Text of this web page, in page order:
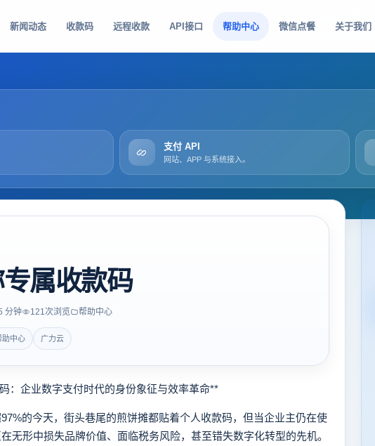
新闻动态 收款码 远程收款 API接口 帮助中心 微信点餐 关于我们
支付 API
网站、APP 与系统接入。
属收款码
分钟 121次浏览 帮助中心
助中心 广力云
企业数字支付时代的身份象征与效率革命**
的今天，街头巷尾的煎饼摊都贴着个人收款码，但当企业主仍在使
无形中损失品牌价值、面临税务风险，甚至错失数字化转型的先机。